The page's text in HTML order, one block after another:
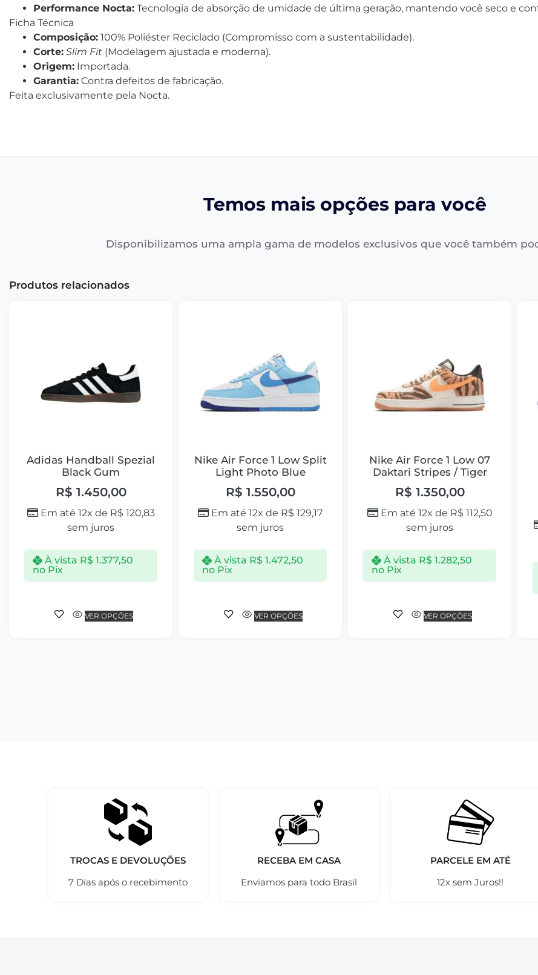
Performance Nocta: Tecnologia de absorção de umidade de última geração, mantendo você seco e
Ficha Técnica
Composição: 100% Poliéster Reciclado (Compromisso com a sustentabilidade).
Corte: Slim Fit (Modelagem ajustada e moderna).
Origem: Importada.
Garantia: Contra defeitos de fabricação.
Feita exclusivamente pela Nocta.
Temos mais opções para você
Disponibilizamos uma ampla gama de modelos exclusivos que você também
Produtos relacionados
Adidas Handball Spezial
Black Gum
R$ 1.450,00
Em até 12x de R$ 120,83
sem juros
À vista R$1.377,50
no Pix
VER OPÇÕES
Nike Air Force 1 Low Split
Light Photo Blue
R$ 1.550,00
Em até 12x de R$ 129,17
sem juros
À vista R$1.472,50
no Pix
VER OPÇÕES
Nike Air Force 1 Low 07
Daktari Stripes / Tiger
R$ 1.350,00
Em até 12x de R$ 112,50
sem juros
À vista R$1.282,50
no Pix
VER OPÇÕES
TROCAS E DEVOLUÇÕES
7 Dias após o recebimento
RECEBA EM CASA
Enviamos para todo Brasil
PARCELE EM ATÉ
12x sem Juros!!